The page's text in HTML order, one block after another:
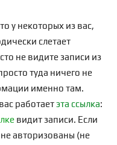
у некоторых из вас,
слетает
не видите записи из
туда ничего не
именно там.
работаетэта ссылка:
видит записи. Если
не авторизованы (не